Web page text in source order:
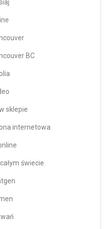
BC
sklepie
internetowa
świecie